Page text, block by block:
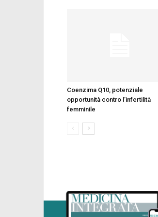
Coenzima Q10, potenziale
opportunità contro l’infertilità
femminile